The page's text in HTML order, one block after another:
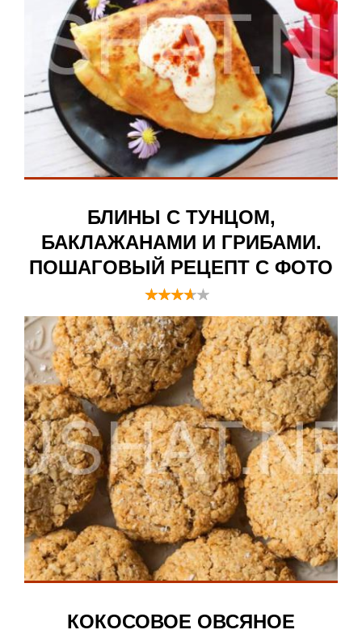
БЛИНЫ С ТУНЦОМ,
БАКЛАЖАНАМИ И ГРИБАМИ.
ПОШАГОВЫЙ РЕЦЕПТ С ФОТО
КОКОСОВОЕ ОВСЯНОЕ